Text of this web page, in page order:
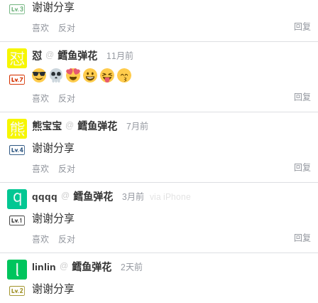
谢谢分享
喜欢 反对 回复
怼 @ 鳕鱼弹花 11月前
喜欢 反对 回复
熊宝宝 @ 鳕鱼弹花 7月前
谢谢分享
喜欢 反对 回复
qqqq @ 鳕鱼弹花 3月前 via iPhone
谢谢分享
喜欢 反对 回复
linlin @ 鳕鱼弹花 2天前
谢谢分享